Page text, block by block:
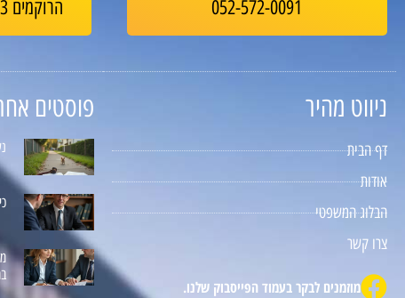
052-572-0091 הרוקמים 23, בניין B-GREEN חולון
ניווט מהיר
דף הבית
אודות
הבלוג המשפטי
צרו קשר
מוזמנים לבקר בעמוד הפייסבוק שלנו.
פוסטים